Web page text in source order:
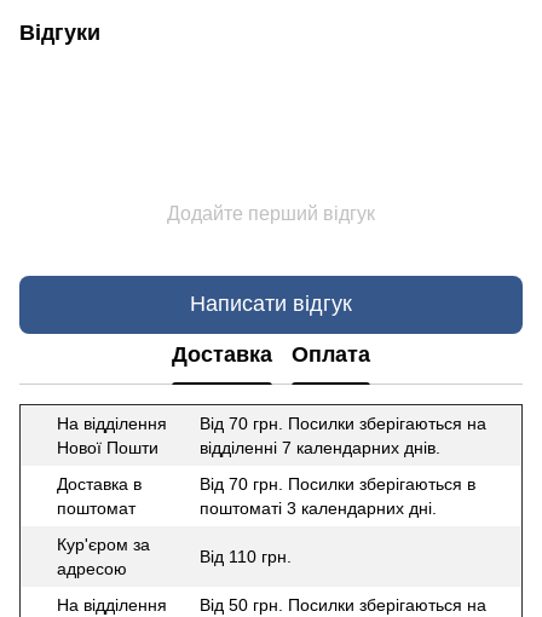
Відгуки
Додайте перший відгук
Написати відгук
Доставка Оплата
На відділення
Нової Пошти
Від 70 грн. Посилки зберігаються на
відділенні 7 календарних днів.
Доставка в
поштомат
Від 70 грн. Посилки зберігаються в
поштоматі 3 календарних дні.
Кур'єром за
адресою
Від 110 грн.
На відділення
Від 50 грн. Посилки зберігаються на